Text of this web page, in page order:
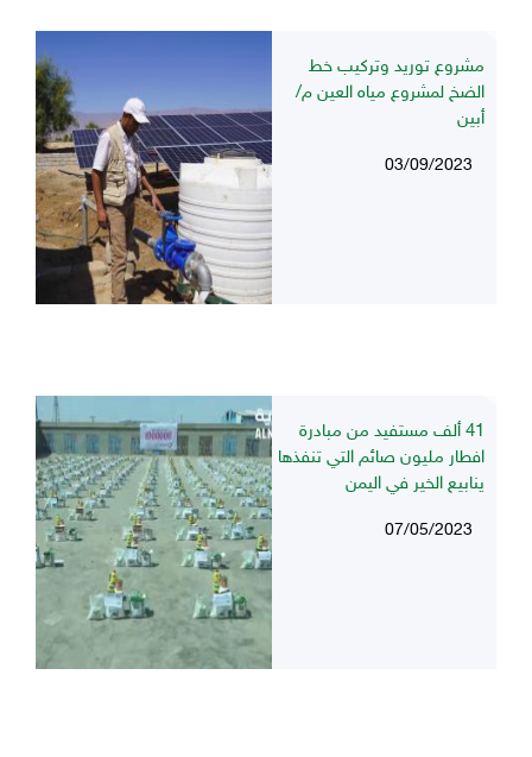
مشروع توريد وتركيب خط
الضخ لمشروع مياه العين م/
أبين
03/09/2023
41 ألف مستفيد من مبادرة
افطار مليون صائم التي تنفذها
ينابيع الخير في اليمن
07/05/2023